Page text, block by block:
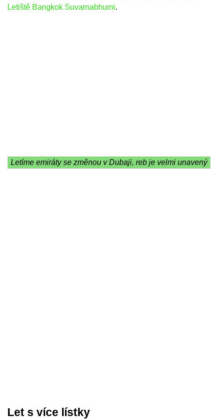
Letiště Bangkok Suvarnabhumi.
Letíme emiráty se změnou v Dubaji, reb je velmi unavený
Let s více lístky